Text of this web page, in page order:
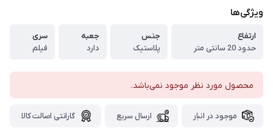
ویژگی‌ها
ارتفاع
حدود 20 سانتی متر
جنس
پلاستیک
جعبه
دارد
سری
فیلم
محصول مورد نظر موجود نمی‌باشد.
موجود در انبار ارسال سریع گارانتی اصالت کالا